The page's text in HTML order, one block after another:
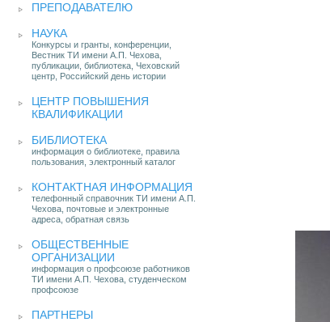
ПРЕПОДАВАТЕЛЮ
НАУКА
Конкурсы и гранты, конференции,
Вестник ТИ имени А.П. Чехова,
публикации, библиотека, Чеховский
центр, Российский день истории
ЦЕНТР ПОВЫШЕНИЯ
КВАЛИФИКАЦИИ
БИБЛИОТЕКА
информация о библиотеке, правила
пользования, электронный каталог
КОНТАКТНАЯ ИНФОРМАЦИЯ
телефонный справочник ТИ имени А.П.
Чехова, почтовые и электронные
адреса, обратная связь
ОБЩЕСТВЕННЫЕ
ОРГАНИЗАЦИИ
информация о профсоюзе работников
ТИ имени А.П. Чехова, студенческом
профсоюзе
ПАРТНЕРЫ